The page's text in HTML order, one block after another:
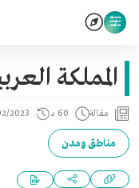
المملكة
مقالة 60 د 2023
مناطق ومدن